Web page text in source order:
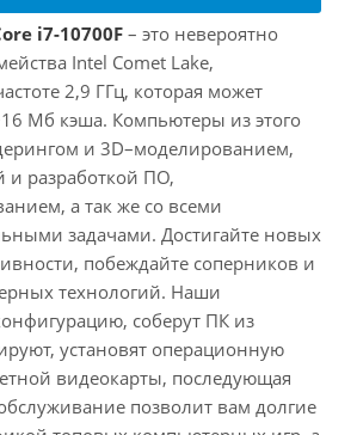
i7-10700F– это невероятно
Intel Comet Lake,
2,9 ГГц, которая может
Мб кэша. Компьютеры из этого
и 3D–моделированием,
и разработкой ПО,
а так же со всеми
задачами. Достигайте новых
побеждайте соперников и
технологий. Наши
соберут ПК из
установят операционную
видеокарты, последующая
позволит вам долгие